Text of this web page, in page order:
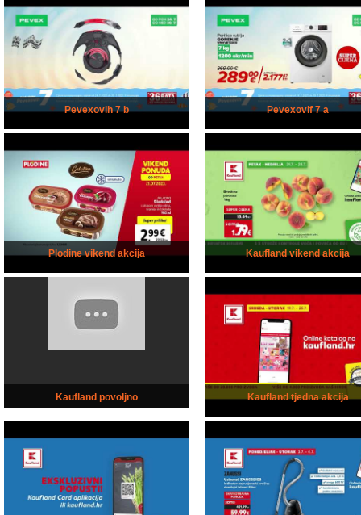
Pevexovih 7 b Pevexovif 7 a
Plodine vikend akcija Kaufland vikend akcija
Kaufland povoljno Kaufland tjedna akcija